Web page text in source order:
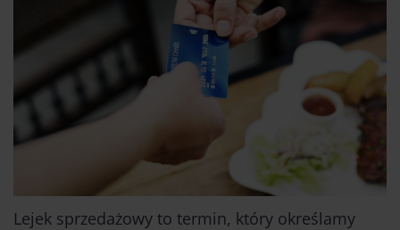
Lejek sprzedażowy to termin, który określamy